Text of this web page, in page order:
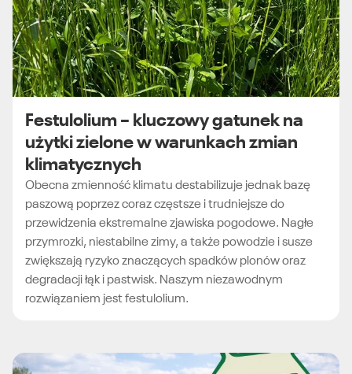
Festulolium – kluczowy gatunek na
użytki zielone w warunkach zmian
klimatycznych
Obecna zmienność klimatu destabilizuje jednak bazę
paszową poprzez coraz częstsze i trudniejsze do
przewidzenia ekstremalne zjawiska pogodowe. Nagłe
przymrozki, niestabilne zimy, a także powodzie i susze
zwiększają ryzyko znaczących spadków plonów oraz
degradacji łąk i pastwisk. Naszym niezawodnym
rozwiązaniem jest festulolium.